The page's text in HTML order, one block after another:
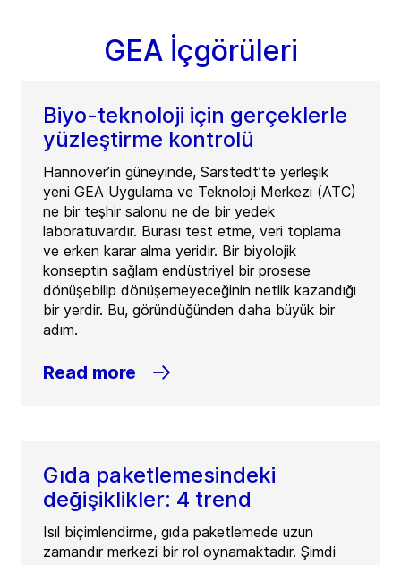
GEA İçgörüleri
Biyo-teknoloji için gerçeklerle
yüzleştirme kontrolü
Hannover’in güneyinde, Sarstedt’te yerleşik
yeni GEA Uygulama ve Teknoloji Merkezi (ATC)
ne bir teşhir salonu ne de bir yedek
laboratuvardır. Burası test etme, veri toplama
ve erken karar alma yeridir. Bir biyolojik
konseptin sağlam endüstriyel bir prosese
dönüşebilip dönüşemeyeceğinin netlik kazandığı
bir yerdir. Bu, göründüğünden daha büyük bir
adım.
Read more
Gıda paketlemesindeki
değişiklikler: 4 trend
Isıl biçimlendirme, gıda paketlemede uzun
zamandır merkezi bir rol oynamaktadır. Şimdi